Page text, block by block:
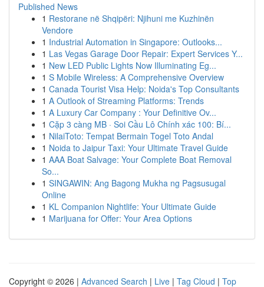
Published News
1 Restorane në Shqipëri: Njihuni me Kuzhinën
Vendore
1 Industrial Automation in Singapore: Outlooks...
1 Las Vegas Garage Door Repair: Expert Services Y...
1 New LED Public Lights Now Illuminating Eg...
1 S Mobile Wireless: A Comprehensive Overview
1 Canada Tourist Visa Help: Noida's Top Consultants
1 A Outlook of Streaming Platforms: Trends
1 A Luxury Car Company : Your Definitive Ov...
1 Cặp 3 càng MB · Soi Cầu Lô Chính xác 100: Bí...
1 NilaiToto: Tempat Bermain Togel Toto Andal
1 Noida to Jaipur Taxi: Your Ultimate Travel Guide
1 AAA Boat Salvage: Your Complete Boat Removal
So...
1 SINGAWIN: Ang Bagong Mukha ng Pagsusugal
Online
1 KL Companion Nightlife: Your Ultimate Guide
1 Marijuana for Offer: Your Area Options
Copyright © 2026 | Advanced Search | Live | Tag Cloud | Top